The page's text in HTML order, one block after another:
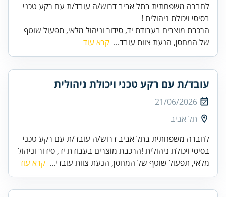
לחברה משפחתית בתל אביב דרוש/ה עובד/ת עם רקע טכני
בסיסי ויכולת ניהולית !
הרכבת מוצרים בעבודת יד, סידור וניהול מלאי, תפעול שוטף
של המחסן, הנעת צוות עובד... קרא עוד
עובד/ת עם רקע טכני ויכולת ניהולית
21/06/2026
תל אביב
לחברה משפחתית בתל אביב דרוש/ה עובד/ת עם רקע טכני
בסיסי ויכולת ניהולית !הרכבת מוצרים בעבודת יד, סידור וניהול
מלאי, תפעול שוטף של המחסן, הנעת צוות עובדי... קרא עוד